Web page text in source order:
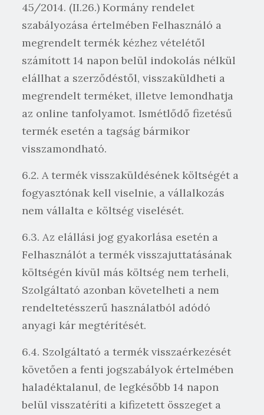
45/2014. (II.26.) Kormány rendelet
szabályozása értelmében Felhasználó a
megrendelt termék kézhez vételétől
számított 14 napon belül indokolás nélkül
elállhat a szerződéstől, visszaküldheti a
megrendelt terméket, illetve lemondhatja
az online tanfolyamot. Ismétlődő fizetésű
termék esetén a tagság bármikor
visszamondható.
6.2. A termék visszaküldésének költségét a
fogyasztónak kell viselnie, a vállalkozás
nem vállalta e költség viselését.
6.3. Az elállási jog gyakorlása esetén a
Felhasználót a termék visszajuttatásának
költségén kívül más költség nem terheli,
Szolgáltató azonban követelheti a nem
rendeltetésszerű használatból adódó
anyagi kár megtérítését.
6.4. Szolgáltató a termék visszaérkezését
követően a fenti jogszabályok értelmében
haladéktalanul, de legkésőbb 14 napon
belül visszatéríti a kifizetett összeget a